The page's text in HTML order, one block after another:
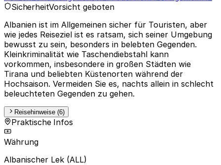
SicherheitVorsicht geboten
Albanien ist im Allgemeinen sicher für Touristen, aber
wie jedes Reiseziel ist es ratsam, sich seiner Umgebung
bewusst zu sein, besonders in belebten Gegenden.
Kleinkriminalität wie Taschendiebstahl kann
vorkommen, insbesondere in großen Städten wie
Tirana und beliebten Küstenorten während der
Hochsaison. Vermeiden Sie es, nachts allein in schlecht
beleuchteten Gegenden zu gehen.
Reisehinweise (6)
Praktische Infos
Währung
Albanischer Lek (ALL)